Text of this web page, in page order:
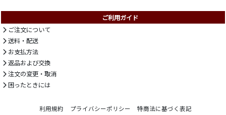
ご利用ガイド
ご注文について
送料・配送
お支払方法
返品および交換
注文の変更・取消
困ったときには
利用規約 プライバシーポリシー 特商法に基づく表記